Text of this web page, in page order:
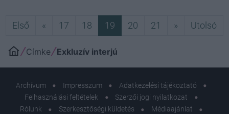
Első Első
« Előző
17 18 19 20 21 » Következő
Utolsó
Címke Exkluzív interjú
Archívum Impresszum
Adatkezelési tájékoztató
Felhasználási feltételek
Szerzői jogi nyilatkozat
Rólunk
Szerkesztőségi küldetés
Médiaajánlat